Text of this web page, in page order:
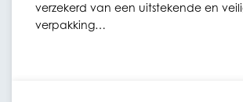
verzekerd van een uitstekende en
verpakking…